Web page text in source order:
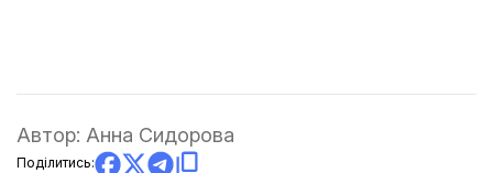
Автор: Анна Сидорова
Поділитись: